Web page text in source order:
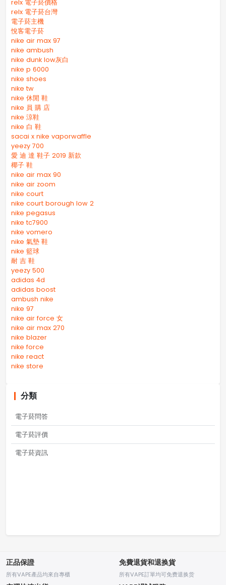
relx 電子菸價格
relx 電子菸台灣
電子菸主機
悅客電子菸
nike air max 97
nike ambush
nike dunk low灰白
nike p 6000
nike shoes
nike tw
nike 休閒 鞋
nike 員 購 店
nike 涼鞋
nike 白 鞋
sacai x nike vaporwaffle
yeezy 700
愛 迪 達 鞋子 2019 新款
椰子 鞋
nike air max 90
nike air zoom
nike court
nike court borough low 2
nike pegasus
nike tc7900
nike vomero
nike 氣墊 鞋
nike 籃球
耐 吉 鞋
yeezy 500
adidas 4d
adidas boost
ambush nike
nike 97
nike air force 女
nike air max 270
nike blazer
nike force
nike react
nike store
分類
電子菸問答
電子菸評價
電子菸資訊
正品保證
所有VAPE產品均來自專櫃
免費退貨和退换貨
所有VAPE訂單均可免费退换货